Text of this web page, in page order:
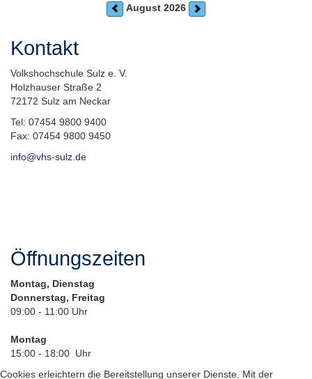
August 2026
Kontakt
Volkshochschule Sulz e. V.
Holzhauser Straße 2
72172 Sulz am Neckar
Tel: 07454 9800 9400
Fax: 07454 9800 9450
info@vhs-sulz.de
Öffnungszeiten
Montag, Dienstag
Donnerstag, Freitag
09:00 - 11:00 Uhr
Montag
15:00 - 18:00 Uhr
Cookies erleichtern die Bereitstellung unserer Dienste. Mit der